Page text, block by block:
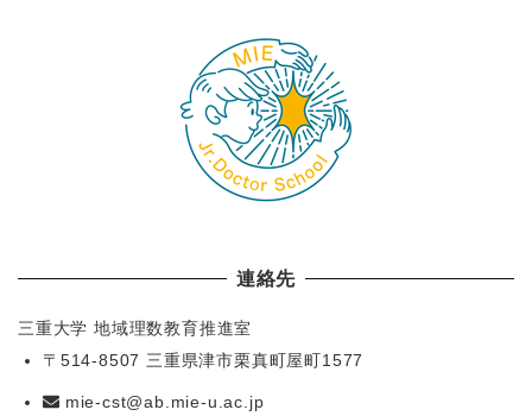
連絡先
三重大学 地域理数教育推進室
〒514-8507 三重県津市栗真町屋町1577
mie-cst@ab.mie-u.ac.jp